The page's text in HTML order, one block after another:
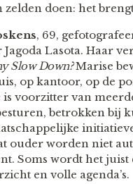
zelden doen: het
, 69,
Lasota. Haar
Slow Down?Marise
op kantoor, op de
is voorzitter van
betrokken bij
ouder worden niet
Soms wordt het juist
en volle agenda’s.